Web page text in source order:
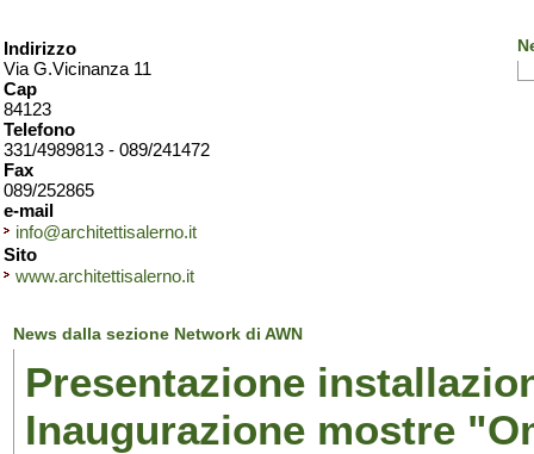
Indirizzo
Via G.Vicinanza 11
Cap
84123
Telefono
331/4989813 - 089/241472
Fax
089/252865
e-mail
info@architettisalerno.it
Sito
www.architettisalerno.it
News dalla sezione Network di AWN
Presentazione
Inaugurazione mostre